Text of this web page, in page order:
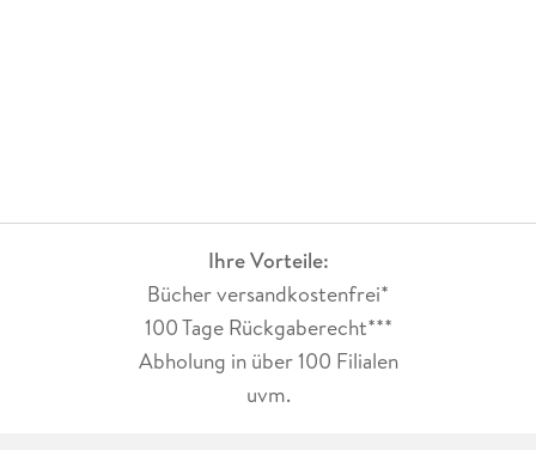
Ihre Vorteile:
Bücher versandkostenfrei*
100 Tage Rückgaberecht***
Abholung in über 100 Filialen
uvm.